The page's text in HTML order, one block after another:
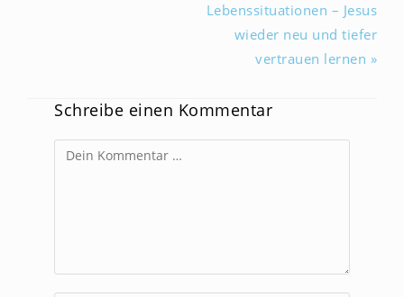
Lebenssituationen – Jesus
wieder neu und tiefer
vertrauen lernen »
Schreibe einen Kommentar
Kommentar